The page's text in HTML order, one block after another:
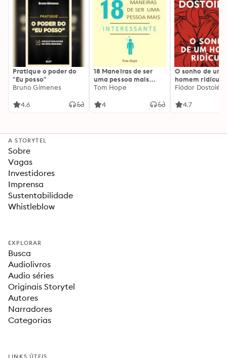
Pratique o poder do
"Eu posso"
Bruno Gimenes
4.6
18 Maneiras de ser
uma pessoa mais
interessante
Tom Hope
4
O sonho de um
homem ridículo
Fiódor
4.7
A STORYTEL
Sobre
Vagas
Investidores
Imprensa
Sustentabilidade
Whistleblow
EXPLORAR
Busca
Audiolivros
Audio séries
Originais Storytel
Autores
Narradores
Categorias
LINKS ÚTEIS